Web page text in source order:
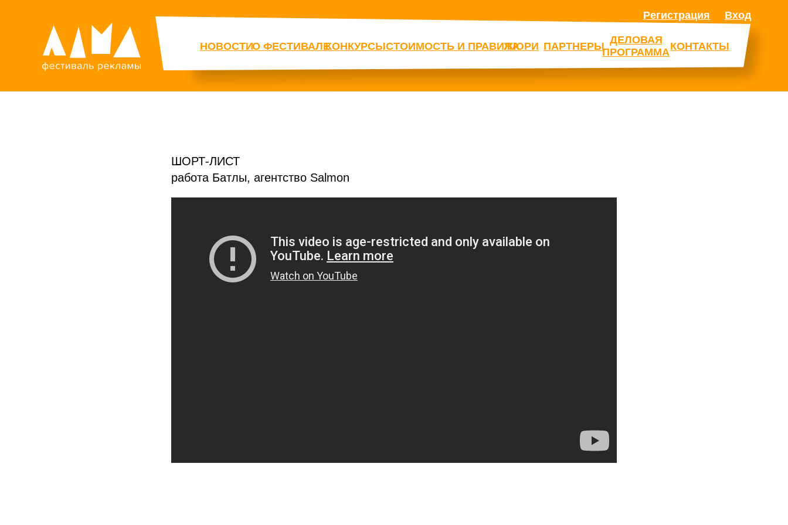
КОНТАКТЫ
ДЕЛОВАЯ
ПРОГРАММА
ЖЮРИ ПАРТНЕРЫ
СТОИМОСТЬ И ПРАВИЛА
КОНКУРСЫ
О ФЕСТИВАЛЕ
НОВОСТИ
Вход
Регистрация
ШОРТ-ЛИСТ
работа Батлы, агентство Salmon